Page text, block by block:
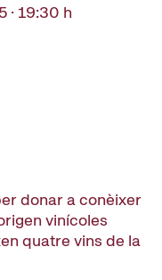
· 19:30 h
donar a conèixer
vinícoles
quatre vins de la